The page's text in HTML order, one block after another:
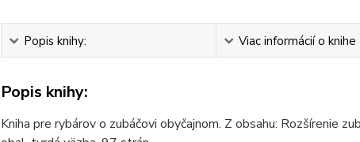
Popis knihy: Viac informácií o knihe
Popis knihy:
Kniha pre rybárov o zubáčovi obyčajnom. Z obsahu: Rozšírenie